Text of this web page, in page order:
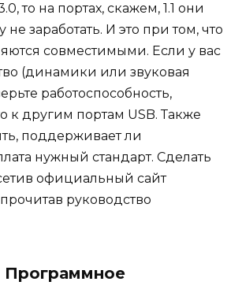
то на портах, скажем, 1.1 они
не заработать. И это при том, что
совместимыми. Если у вас
(динамики или звуковая
работоспособность,
к другим портам USB. Также
поддерживает ли
нужный стандарт. Сделать
официальный сайт
руководство
Программное